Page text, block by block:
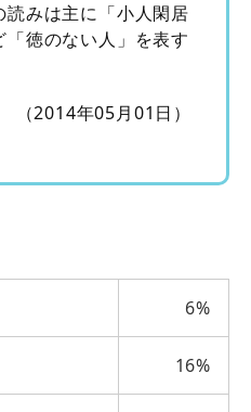
みは主に「小人閑居
徳のない人」を表す
（2014年05月01日）
6%
16%